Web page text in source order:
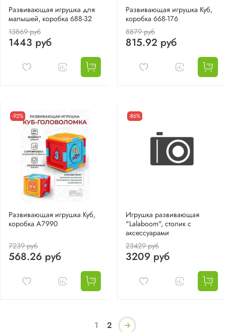
Развивающая игрушка для
малышей, коробка 688-32
13869 руб
1443 руб
Развивающая игрушка Куб,
коробка 668-176
8879 руб
815.92 руб
-92%
Развивающая игрушка Куб,
коробка A7990
7239 руб
568.26 руб
-86%
Игрушка развивающая
"Lalaboom", столик с
аксессуарами
23429 руб
3209 руб
1 2